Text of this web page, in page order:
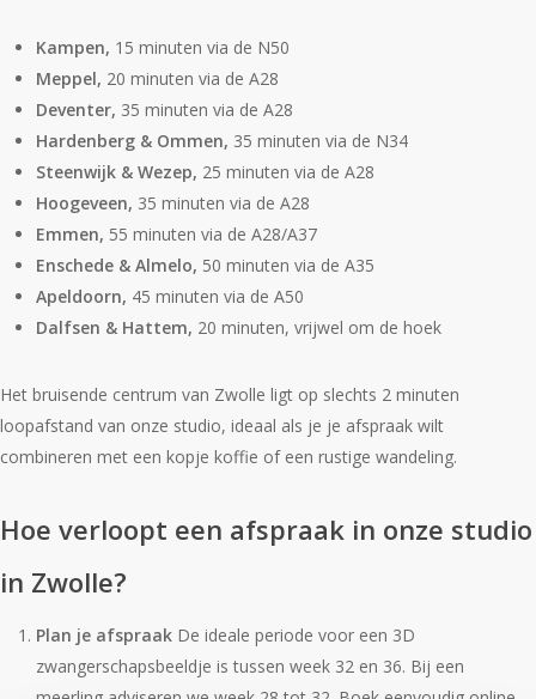
Kampen, 15 minuten via de N50
Meppel, 20 minuten via de A28
Deventer, 35 minuten via de A28
Hardenberg & Ommen, 35 minuten via de N34
Steenwijk & Wezep, 25 minuten via de A28
Hoogeveen, 35 minuten via de A28
Emmen, 55 minuten via de A28/A37
Enschede & Almelo, 50 minuten via de A35
Apeldoorn, 45 minuten via de A50
Dalfsen & Hattem, 20 minuten, vrijwel om de hoek
Het bruisende centrum van Zwolle ligt op slechts 2 minuten
loopafstand van onze studio, ideaal als je je afspraak wilt
combineren met een kopje koffie of een rustige wandeling.
Hoe verloopt een afspraak in onze studio
in Zwolle?
Plan je afspraak De ideale periode voor een 3D
zwangerschapsbeeldje is tussen week 32 en 36. Bij een